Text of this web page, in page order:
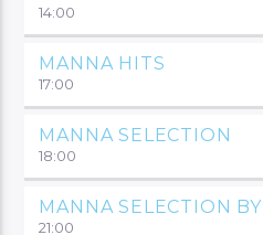
14:00
MANNA HITS
17:00
MANNA SELECTION
18:00
MANNA SELECTION BY
21:00